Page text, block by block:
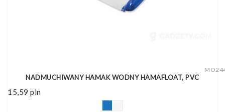
NADMUCHIWANY HAMAK WODNY HAMAFLOAT, PVC
15,59 pln